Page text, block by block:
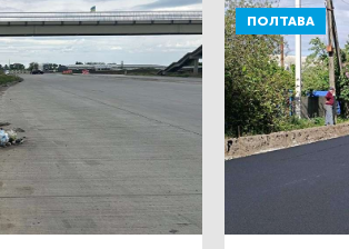
ПОЛТАВА